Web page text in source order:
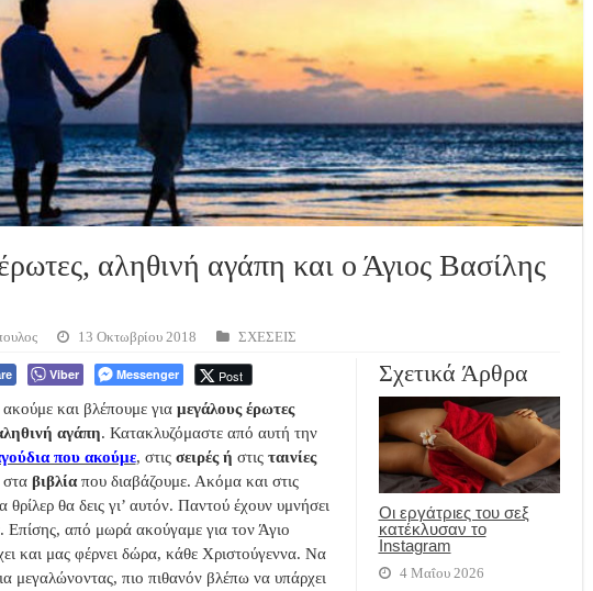
αληθινή αγάπη και ο Άγιος Βασίλης
13 Οκτωβρίου 2018 ΣΧΕΣΕΙΣ
Σχετικά Άρθρα
Οι εργάτριες του σεξ
κατέκλυσαν το
Instagram
4 Μαΐου 2026
Viber Messenger
Post
και βλέπουμε για μεγάλους έρωτες
αγάπη. Κατακλυζόμαστε από αυτή την
που ακούμε, στις σειρές ή στις ταινίες
βιβλίαπου διαβάζουμε. Ακόμα και στις
θρίλερ θα δεις γι’ αυτόν. Παντού έχουν υμνήσει
Επίσης, από μωρά ακούγαμε για τον Άγιο
και μας φέρνει δώρα, κάθε Χριστούγεννα. Να
μεγαλώνοντας, πιο πιθανόν βλέπω να υπάρχει